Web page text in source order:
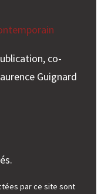
co-
Guignard
par ce site sont